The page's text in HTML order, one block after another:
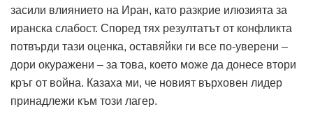
засили влиянието на Иран, като разкрие илюзията за
иранска слабост. Според тях резултатът от конфликта
потвърди тази оценка, оставяйки ги все по-уверени –
дори окуражени – за това, което може да донесе втори
кръг от война. Казаха ми, че новият върховен лидер
принадлежи към този лагер.